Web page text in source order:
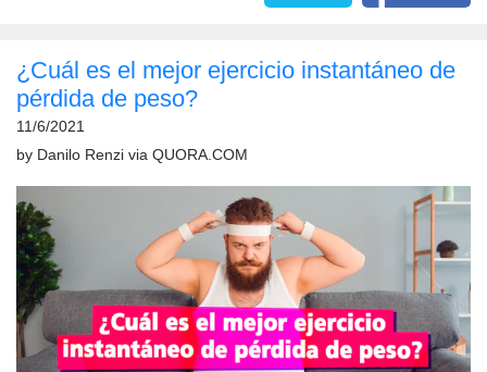
¿Cuál es el mejor ejercicio instantáneo de
pérdida de peso?
11/6/2021
by Danilo Renzi via QUORA.COM